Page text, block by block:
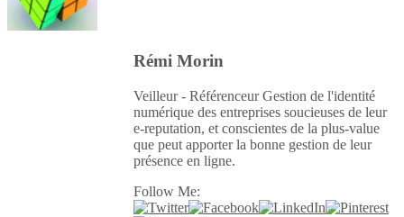
Rémi Morin
Veilleur - Référenceur Gestion de l'identité
numérique des entreprises soucieuses de leur
e-reputation, et conscientes de la plus-value
que peut apporter la bonne gestion de leur
présence en ligne.
Follow Me: